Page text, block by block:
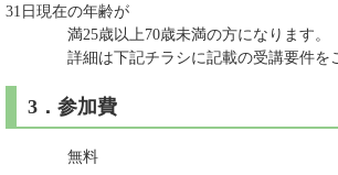
31日現在の年齢が
満25歳以上70歳未満の方になります。
詳細は下記チラシに記載の受講要件をご
3．参加費
無料